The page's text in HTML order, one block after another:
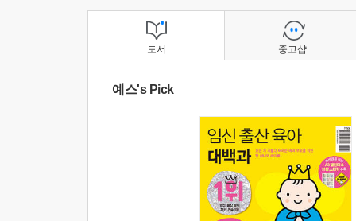
도서
예스's Pick
중고샵